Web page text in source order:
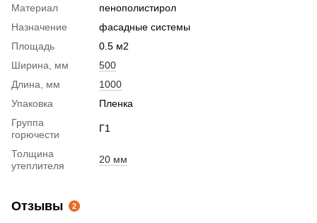
Материал
пенополистирол
Назначение
фасадные системы
Площадь
0.5 м2
Ширина, мм
500
Длина, мм
1000
Упаковка
Пленка
Группа
горючести
Г1
Толщина
утеплителя
20 мм
Отзывы 2